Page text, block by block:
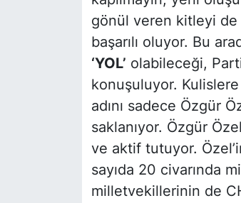
gönül veren kitleyi de
başarılı oluyor. Bu
‘YOL’ olabileceği,
konuşuluyor.
adını sadece Özgür
saklanıyor. Özgür
ve aktif tutuyor.
sayıda 20 civarında
milletvekillerinin de